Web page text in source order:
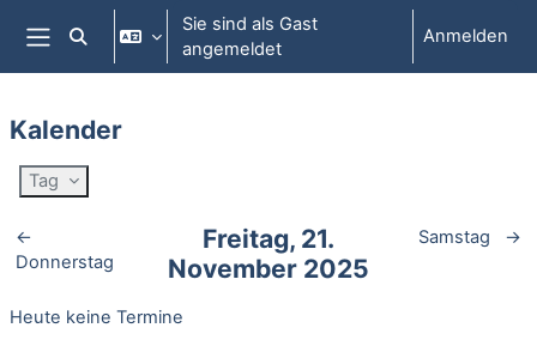
Zum Hauptinhalt
Website-Übersicht
Sucheingabe umschalten
Sie sind als Gast
angemeldet
Anmelden
Kalender
Tag
←
Donnerstag
Freitag, 21.
November 2025
Samstag →
Heute keine Termine